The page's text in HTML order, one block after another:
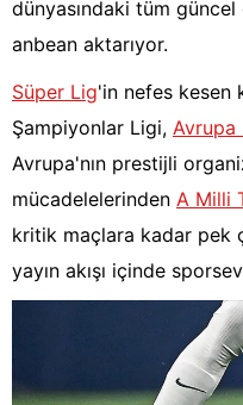
dünyasındaki tüm
anbean aktarıyor.
Süper Lig'in nefes kesen
Şampiyonlar Ligi, Avrupa
Avrupa'nın prestijli
mücadelelerinden A Milli
kritik maçlara kadar pek
yayın akışı içinde